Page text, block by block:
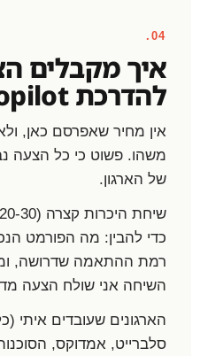
04.
איך מקבלים
להדרכת Copilot
אין מחיר שאפרסם כאן,
משהו. פשוט כי כל הצעה
של הארגון.
כדי להבין: מה הפורמט
רמת ההתאמה שדרושה,
השיחה אני שולח הצעה
הארגונים שעובדים איתי
סלברייט, אמדוקס,